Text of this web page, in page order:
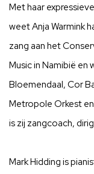
Met haar
weet Anja Warmink
zang aan het
Music in Namibië en
Bloemendaal, Cor
Metropole Orkest
is zij zangcoach,
Mark Hidding is